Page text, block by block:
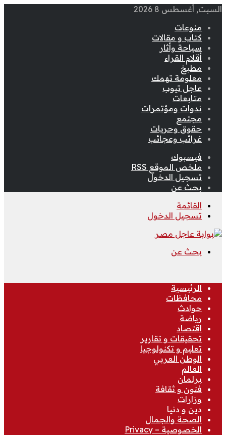
السبت, أغسطس 8 2026
منوعات
كتاب و مقالات
سياحة وأثار
أقلام القراء
مطبخ
معلومة تهمك
عاجل تيوب
متابعات
ندوات ومؤتمرات
مجتمع
حقوق وحريات
غرائب وعجائب
فيسبوك
ملخص الموقع RSS
تسجيل الدخول
بحث عن
القائمة
تسجيل الدخول
بحث عن
الرئيسية
محافظات
حوادث
رياضة
اقتصاد
تحقيقات و تقارير
تعليم و تكنولوجيا
الوطن العربي
العالم
برلمان
فنون و ثقافة
وزارات
دين و دنيا
الصحة والجمال
الخصوصية – Privacy